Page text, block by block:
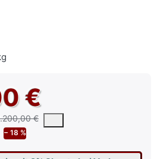
€
€oder empfohlene
− 18 %